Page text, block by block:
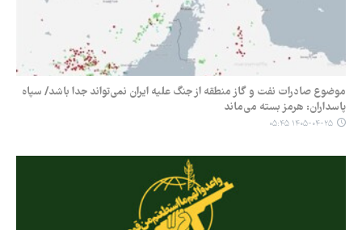
موضوع صادرات نفت و گاز منطقه از جنگ علیه ایران نمی‌تواند جدا باشد/ سپاه
پاسداران: هرمز بسته می‌ماند
۱۴۰۵-۰۴-۲۵ ۰۵:۴۵